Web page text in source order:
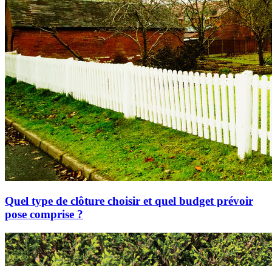
Quel type de clôture choisir et quel budget prévoir
pose comprise ?